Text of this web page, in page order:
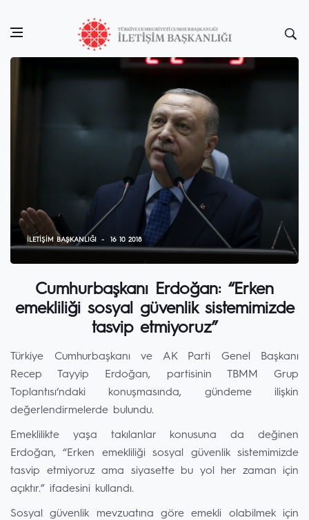
İLETIŞIM BAŞKANLIĞI 16 10 2018
Cumhurbaşkanı Erdoğan: “Erken
emekliliği sosyal güvenlik sistemimizde
tasvip etmiyoruz”
Türkiye Cumhurbaşkanı ve AK Parti Genel Başkanı
Recep Tayyip Erdoğan, partisinin TBMM Grup
Toplantısı‘ndaki konuşmasında, gündeme ilişkin
değerlendirmelerde bulundu.
Emeklilikte yaşa takılanlar konusuna da değinen
Erdoğan, “Erken emekliliği sosyal güvenlik sistemimizde
tasvip etmiyoruz ama siyasette bu yol her zaman için
açıktır.” ifadesini kullandı.
Sosyal güvenlik mevzuatına göre emekli olabilmek için